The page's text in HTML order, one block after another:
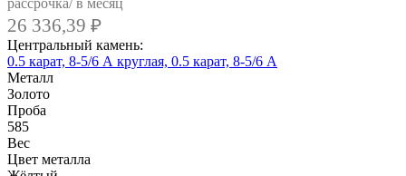
26 336,39 ₽
Центральный камень:
0.5 карат, 8-5/6 А круглая, 0.5 карат, 8-5/6 А
Металл
Золото
Проба
585
Вес
Цвет металла